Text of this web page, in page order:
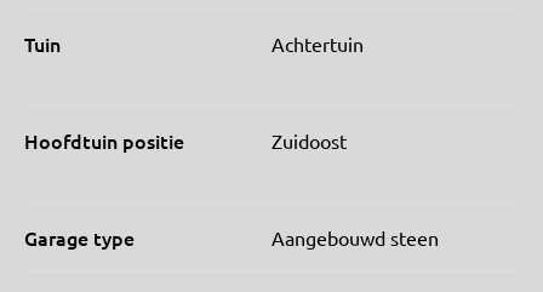
Tuin Achtertuin
Hoofdtuin positie Zuidoost
Garage type Aangebouwd steen